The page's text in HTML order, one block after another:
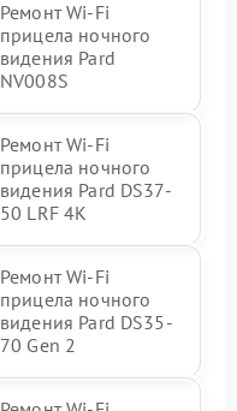
Ремонт Wi-Fi
прицела ночного
видения Pard
NV008S
Ремонт Wi-Fi
прицела ночного
видения Pard DS37-
50 LRF 4K
Ремонт Wi-Fi
прицела ночного
видения Pard DS35-
70 Gen 2